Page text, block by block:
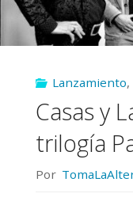
Lanzamiento,
Casas y
trilogía
Por